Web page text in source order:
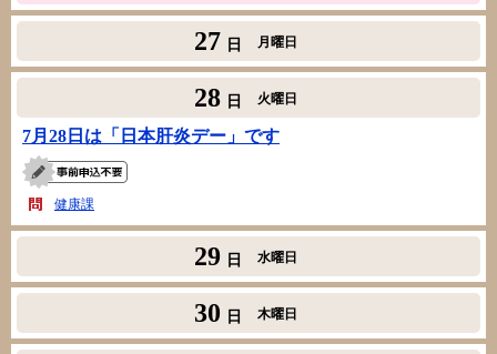
27 日 月曜日
28 日 火曜日
7月28日は「日本肝炎デー」です
健康課
29 日 水曜日
30 日 木曜日